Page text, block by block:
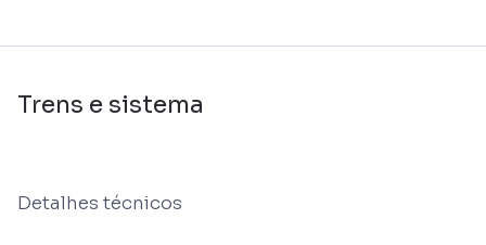
Trens e sistema
Detalhes técnicos